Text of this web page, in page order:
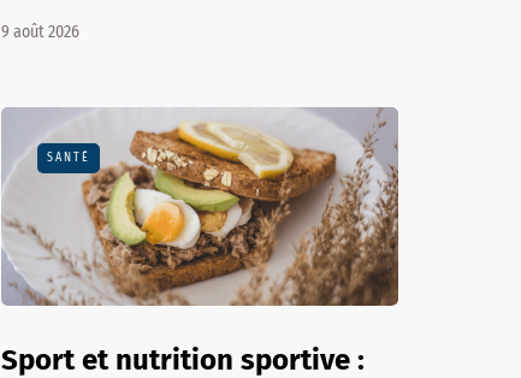
9 août 2026
SANTÉ
Sport et nutrition sportive :